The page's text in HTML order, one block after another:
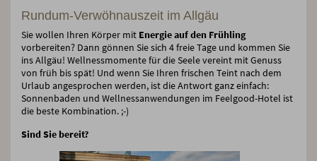
Rundum-Verwöhnauszeit im Allgäu
Sie wollen Ihren Körper mit Energie auf den Frühling
vorbereiten? Dann gönnen Sie sich 4 freie Tage und kommen Sie
ins Allgäu! Wellnessmomente für die Seele vereint mit Genuss
von früh bis spät! Und wenn Sie Ihren frischen Teint nach dem
Urlaub angesprochen werden, ist die Antwort ganz einfach:
Sonnenbaden und Wellnessanwendungen im Feelgood-Hotel ist
die beste Kombination. ;-)
Sind Sie bereit?